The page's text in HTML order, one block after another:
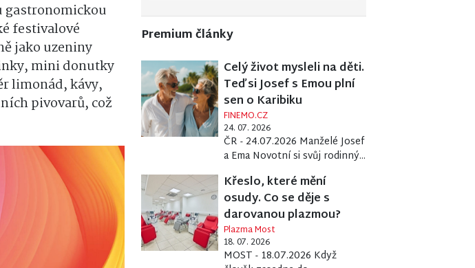
gastronomickou
festivalové
jako uzeniny
mini donutky
limonád, kávy,
pivovarů, což
Premium články
Celý život mysleli na děti.
Teď si Josef s Emou plní
sen o Karibiku
FINEMO.CZ
24. 07. 2026
ČR - 24.07.2026 Manželé Josef
a Ema Novotní si svůj rodinný...
Křeslo, které mění
osudy. Co se děje s
darovanou plazmou?
Plazma Most
18. 07. 2026
MOST - 18.07.2026 Když